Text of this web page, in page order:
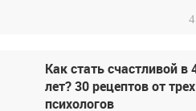
Как стать счастливой в
лет? 30 рецептов от трех
психологов